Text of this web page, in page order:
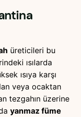
üreticileri bu
ısılarda
ısıya karşı
veya ocaktan
tezgahın üzerine
yanmaz füme